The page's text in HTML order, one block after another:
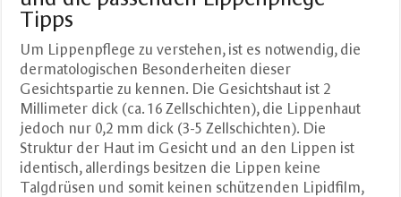
Tipps
Um Lippenpflege zu verstehen, ist es notwendig, die
dermatologischen Besonderheiten dieser
Gesichtspartie zu kennen. Die Gesichtshaut ist 2
Millimeter dick (ca. 16 Zellschichten), die Lippenhaut
jedoch nur ​0,2 mm dick (3-5 Zellschichten). Die
Struktur der Haut im Gesicht und an den Lippen ist
identisch, allerdings besitzen die Lippen keine
Talgdrüsen und somit keinen schützenden Lipidfilm,